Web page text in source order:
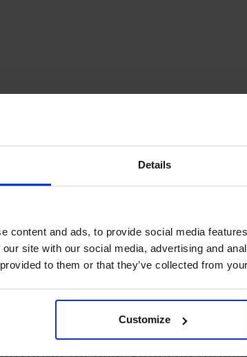
Details
content and ads, to provide social media
site with our social media, advertising and
to them or that they’ve collected from
Customize
i Hammarland
ligger den här fullstora
planen finns omklädningsrum
meter konstgräs och